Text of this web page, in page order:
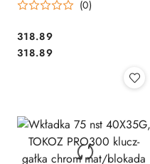
(0)
Cena:
318.89
Cena:
318.89